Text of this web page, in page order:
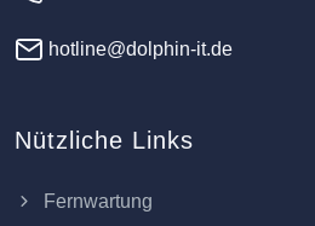
hotline@dolphin-it.de
Nützliche Links
Fernwartung